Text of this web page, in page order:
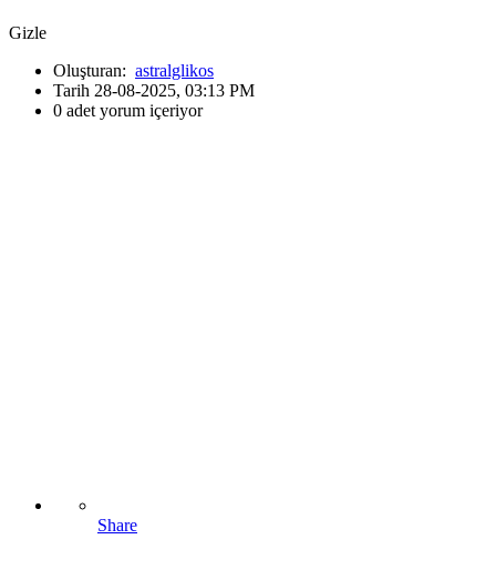
Gizle
Oluşturan: astralglikos
Tarih 28-08-2025, 03:13 PM
0 adet yorum içeriyor
Share